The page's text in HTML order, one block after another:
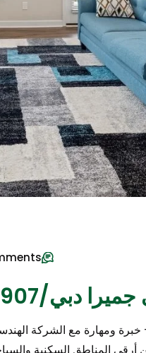
خصم30%
ومهارة مع الشركة
أرقى المناطق السكنية